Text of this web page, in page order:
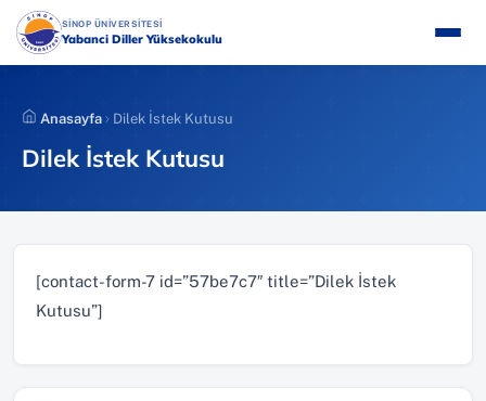
İçeriğe
atla
SİNOP ÜNİVERSİTESİ(YENI SEKMEDE AÇILIR)
Yabanci Diller Yüksekokulu
Anasayfa Dilek İstek Kutusu
Dilek İstek Kutusu
[contact-form-7 id=”57be7c7″ title=”Dilek İstek
Kutusu”]